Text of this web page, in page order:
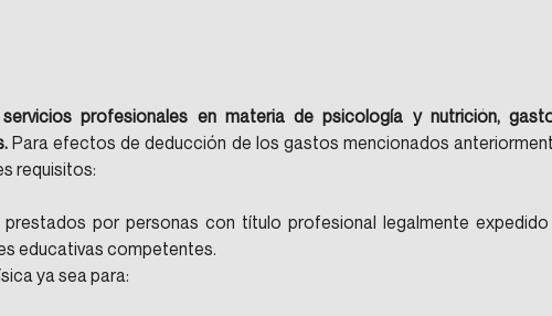
profesionales en materia de psicología y nutrición,
Para efectos de deducción de los gastos mencionados
requisitos:
por personas con título profesional legalmente
educativas competentes.
ya sea para: